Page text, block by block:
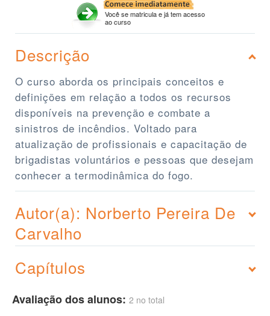
Você se matricula e já tem acesso
ao curso
Descrição
O curso aborda os principais conceitos e
definições em relação a todos os recursos
disponíveis na prevenção e combate a
sinistros de incêndios. Voltado para
atualização de profissionais e capacitação de
brigadistas voluntários e pessoas que desejam
conhecer a termodinâmica do fogo.
Autor(a): Norberto Pereira De
Carvalho
Capítulos
Avaliação dos alunos: 2 no total